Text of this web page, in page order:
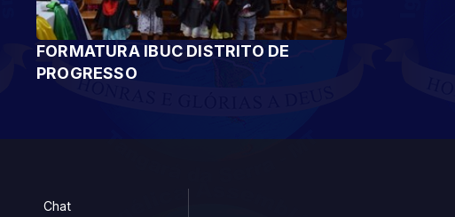
FORMATURA IBUC DISTRITO DE
PROGRESSO
Chat